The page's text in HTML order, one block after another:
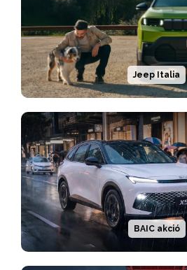
Jeep Italia
BAIC akció